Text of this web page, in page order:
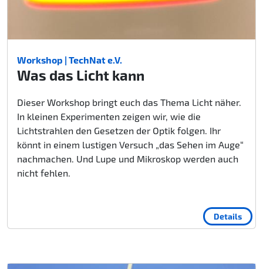
Workshop | TechNat e.V.
Was das Licht kann
Dieser Workshop bringt euch das Thema Licht näher.
In kleinen Experimenten zeigen wir, wie die
Lichtstrahlen den Gesetzen der Optik folgen. Ihr
könnt in einem lustigen Versuch „das Sehen im Auge“
nachmachen. Und Lupe und Mikroskop werden auch
nicht fehlen.
Details